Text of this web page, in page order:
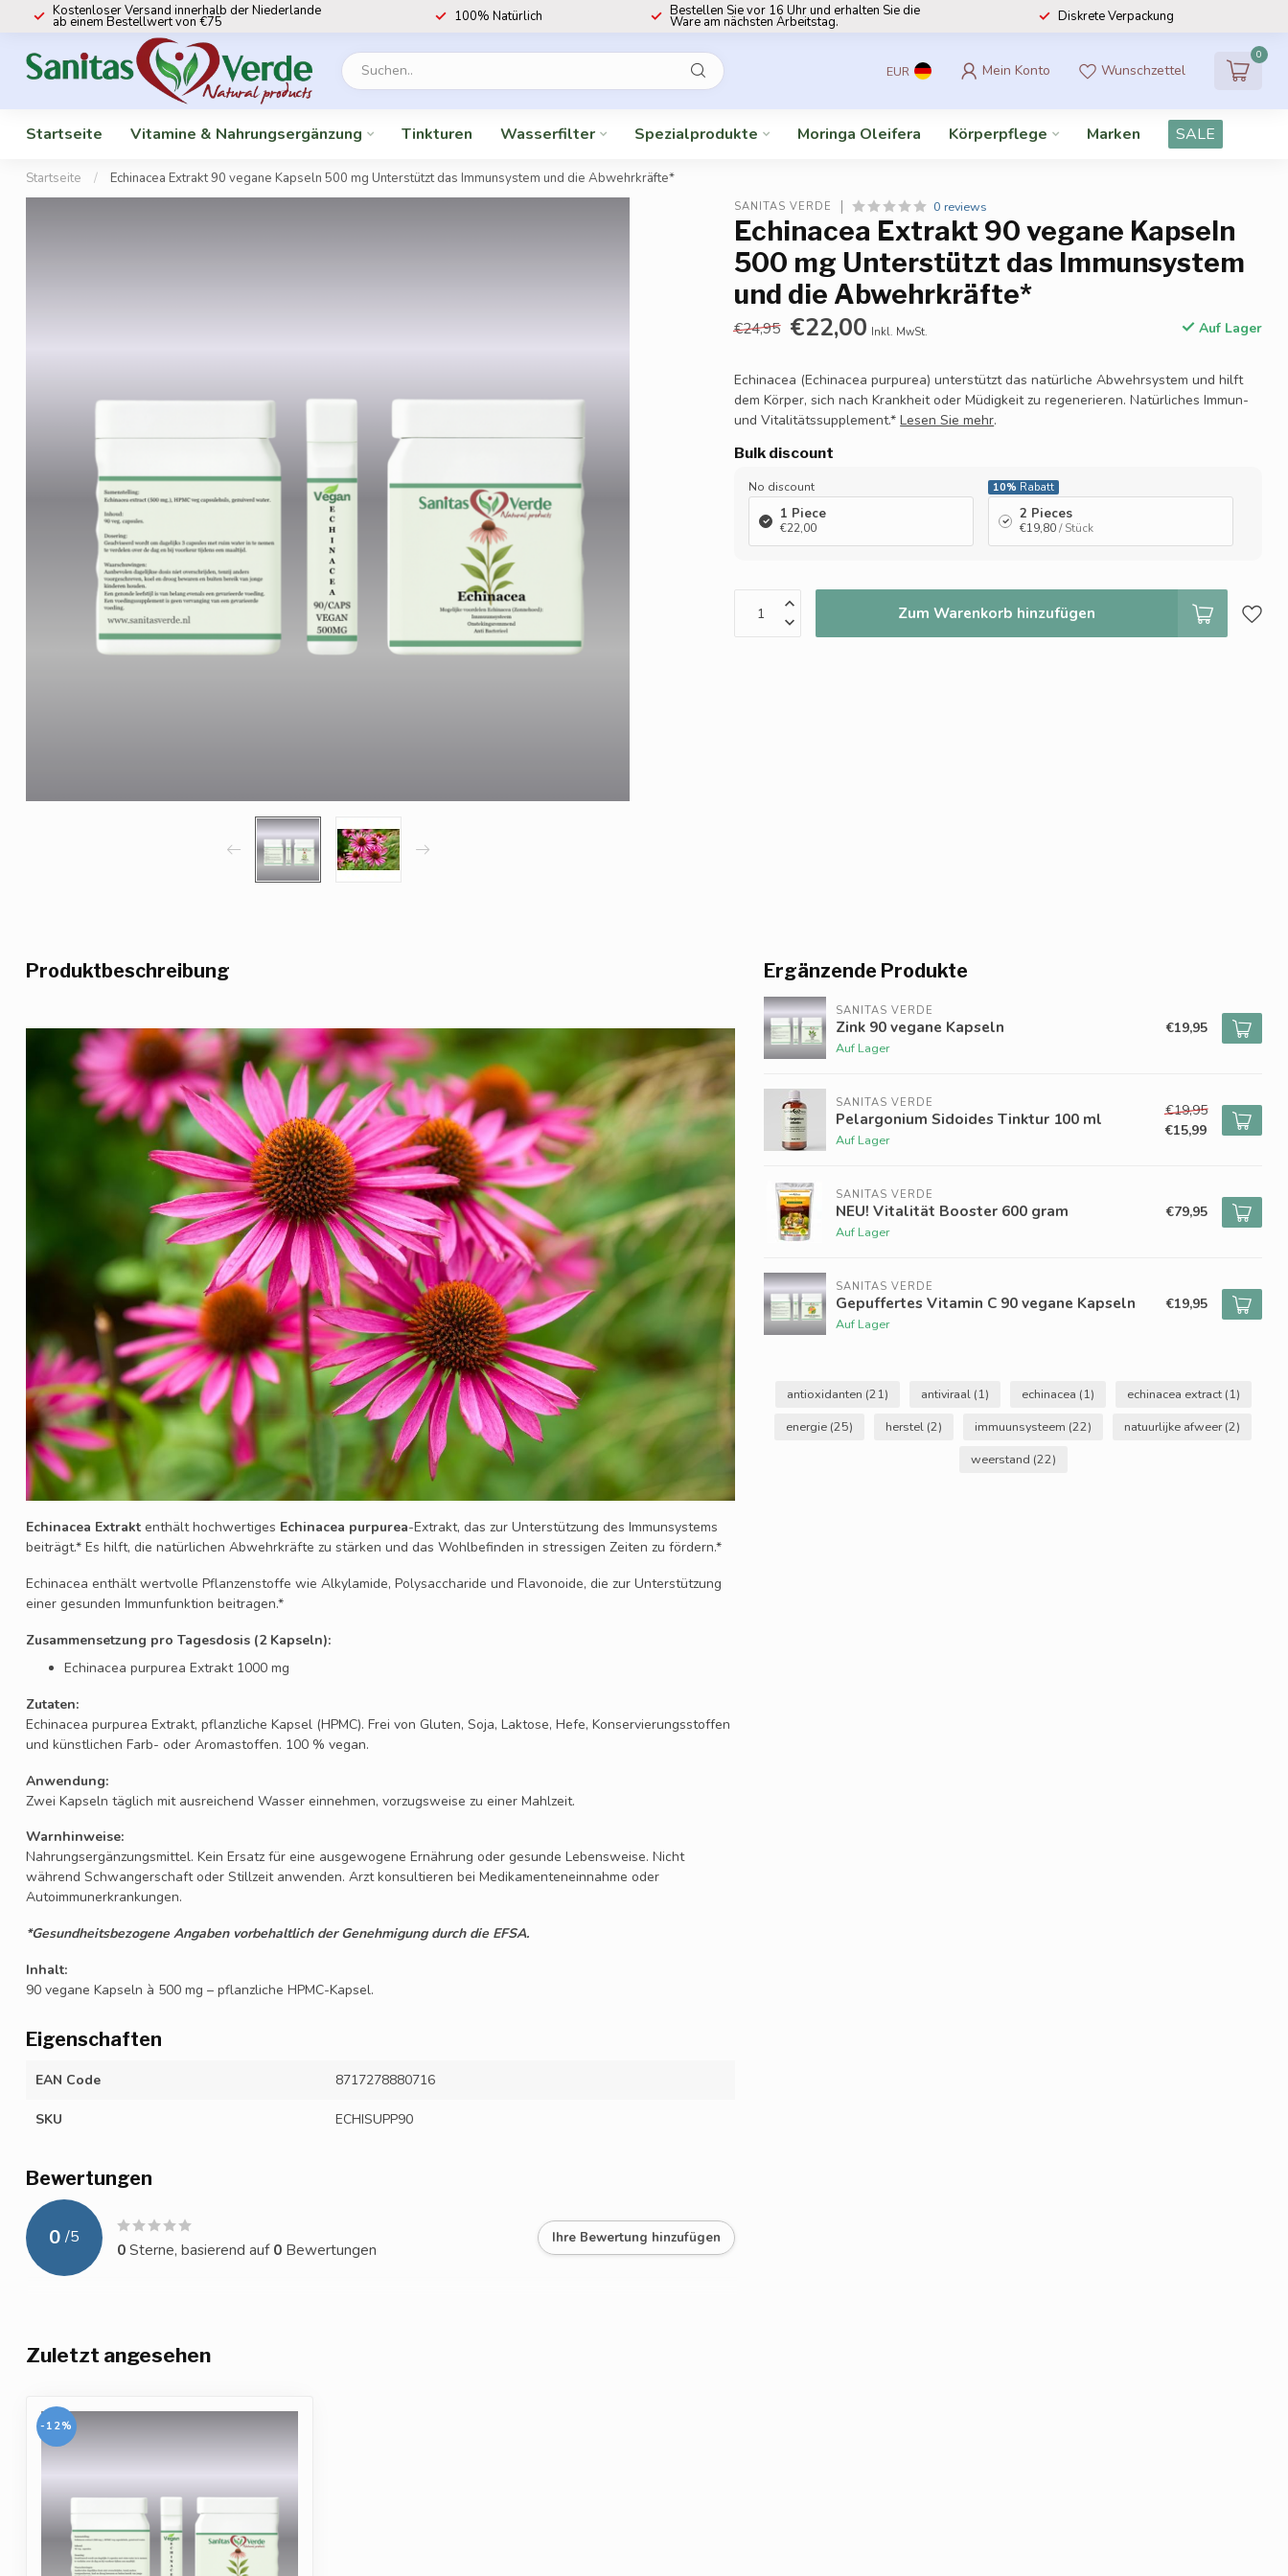
Kostenloser Versand innerhalb der Niederlande
ab einem Bestellwert von €75 100% Natürlich Bestellen Sie vor 16 Uhr und erhalten Sie die
Ware am nächsten Arbeitstag. Diskrete Verpackung
EUR Mein Konto Wunschzettel
0
Startseite Vitamine & Nahrungsergänzung Tinkturen Wasserfilter Spezialprodukte Moringa Oleifera Körperpflege Marken SALE
Startseite / Echinacea Extrakt 90 vegane Kapseln 500 mg Unterstützt das Immunsystem und die Abwehrkräfte*
SANITAS VERDE 0 reviews
Echinacea Extrakt 90 vegane Kapseln
500 mg Unterstützt das Immunsystem
und die Abwehrkräfte*
€24,95 €22,00 Inkl. MwSt. Auf Lager
Echinacea (Echinacea purpurea) unterstützt das natürliche Abwehrsystem und hilft
dem Körper, sich nach Krankheit oder Müdigkeit zu regenerieren. Natürliches Immun-
und Vitalitätssupplement.*Lesen Sie mehr.
Bulk discount
No discount
1 Piece
€22,00
10% Rabatt
2 Pieces
€19,80/ Stück
Zum Warenkorb hinzufügen
Produktbeschreibung
Echinacea Extrakt enthält hochwertiges Echinacea purpurea-Extrakt, das zur Unterstützung des Immunsystems
beiträgt.* Es hilft, die natürlichen Abwehrkräfte zu stärken und das Wohlbefinden in stressigen Zeiten zu fördern.*
Echinacea enthält wertvolle Pflanzenstoffe wie Alkylamide, Polysaccharide und Flavonoide, die zur Unterstützung
einer gesunden Immunfunktion beitragen.*
Zusammensetzung pro Tagesdosis (2 Kapseln):
Echinacea purpurea Extrakt 1000 mg
Zutaten:
Echinacea purpurea Extrakt, pflanzliche Kapsel (HPMC). Frei von Gluten, Soja, Laktose, Hefe, Konservierungsstoffen
und künstlichen Farb- oder Aromastoffen. 100 % vegan.
Anwendung:
Zwei Kapseln täglich mit ausreichend Wasser einnehmen, vorzugsweise zu einer Mahlzeit.
Warnhinweise:
Nahrungsergänzungsmittel. Kein Ersatz für eine ausgewogene Ernährung oder gesunde Lebensweise. Nicht
während Schwangerschaft oder Stillzeit anwenden. Arzt konsultieren bei Medikamenteneinnahme oder
Autoimmunerkrankungen.
*Gesundheitsbezogene Angaben vorbehaltlich der Genehmigung durch die EFSA.
Inhalt:
90 vegane Kapseln à 500 mg – pflanzliche HPMC-Kapsel.
Eigenschaften
EAN Code 8717278880716
SKU ECHISUPP90
Bewertungen
0 /5
0Sterne, basierend auf0 Bewertungen
Ihre Bewertung hinzufügen
Ergänzende Produkte
SANITAS VERDE
Zink 90 vegane Kapseln
Auf Lager
€19,95
SANITAS VERDE
Pelargonium Sidoides Tinktur 100 ml
Auf Lager
€19,95
€15,99
SANITAS VERDE
NEU! Vitalität Booster 600 gram
Auf Lager
€79,95
SANITAS VERDE
Gepuffertes Vitamin C 90 vegane Kapseln
Auf Lager
€19,95
antioxidanten (21) antiviraal (1) echinacea (1) echinacea extract (1)
energie (25) herstel (2) immuunsysteem (22) natuurlijke afweer(2)
weerstand (22)
Zuletzt angesehen
-12%